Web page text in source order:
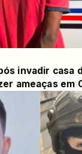
invadir casa
ameaças em